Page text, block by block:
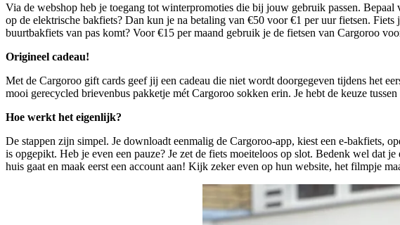
Via de webshop heb je toegang tot winterpromoties die bij jouw gebruik passen.
op de elektrische bakfiets? Dan kun je na betaling van €50 voor €1 per uur fietsen.
buurtbakfiets van pas komt? Voor €15 per maand gebruik je de fietsen van Cargoroo
Origineel cadeau!
Met de Cargoroo gift cards geef jij een cadeau die niet wordt doorgegeven tijdens het
mooi gerecycled brievenbus pakketje mét Cargoroo sokken erin. Je hebt de keuze
Hoe werkt het eigenlijk?
De stappen zijn simpel. Je downloadt eenmalig de Cargoroo-app, kiest een e-bakfiets,
is opgepikt. Heb je even een pauze? Je zet de fiets moeiteloos op slot. Bedenk wel dat
huis gaat en maak eerst een account aan! Kijk zeker even op hun website, het filmpje